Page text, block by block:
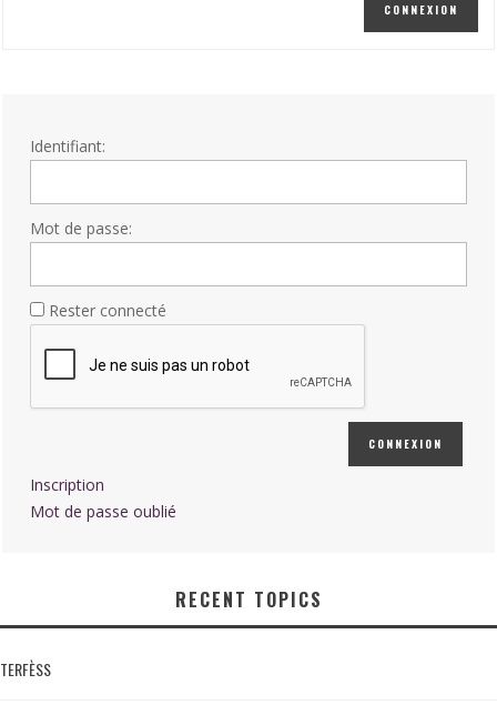
CONNEXION
Identifiant:
Mot de passe:
Rester connecté
CONNEXION
Inscription
Mot de passe oublié
RECENT TOPICS
TERFÈSS